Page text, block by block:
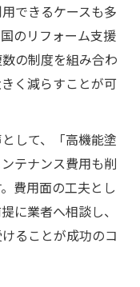
できるケースも多
のリフォーム支援
の制度を組み合わ
く減らすことが可
して、「高機能塗
テナンス費用も削
費用面の工夫とし
に業者へ相談し、
ることが成功のコ